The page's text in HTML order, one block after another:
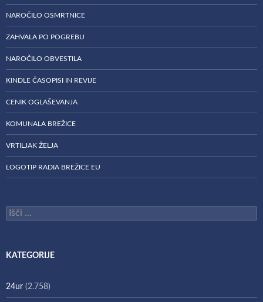
NAROČILO OSMRTNICE
ZAHVALA PO POGREBU
NAROČILO OBVESTILA
KINDLE ČASOPISI IN REVIJE
CENIK OGLAŠEVANJA
KOMUNALA BREŽICE
VRTILJAK ŽELJA
LOGOTIP RADIA BREŽICE EU
Išči:
KATEGORIJE
24ur (2.758)